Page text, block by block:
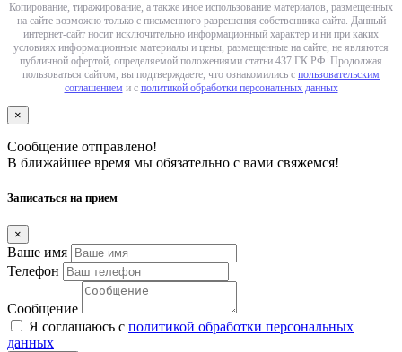
Копирование, тиражирование, а также иное использование материалов, размещенных
на сайте возможно только с письменного разрешения собственника сайта. Данный
интернет-сайт носит исключительно информационный характер и ни при каких
условиях информационные материалы и цены, размещенные на сайте, не являются
публичной офертой, определяемой положениями статьи 437 ГК РФ. Продолжая
пользоваться сайтом, вы подтверждаете, что ознакомились с пользовательским
соглашением и с политикой обработки персональных данных
×
Сообщение отправлено!
В ближайшее время мы обязательно с вами свяжемся!
Записаться на прием
×
Ваше имя
Телефон
Сообщение
Я соглашаюсь с политикой обработки персональных
данных